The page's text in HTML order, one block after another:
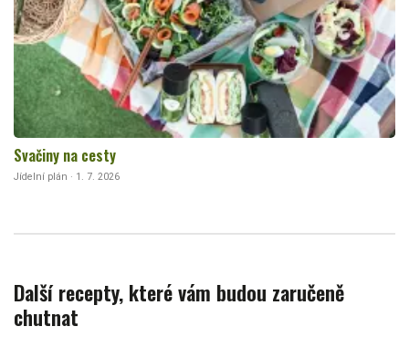
Svačiny na cesty
Jídelní plán · 1. 7. 2026
Další recepty, které vám budou zaručeně
chutnat